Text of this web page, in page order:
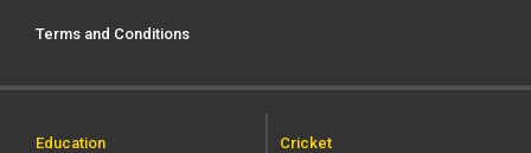
Terms and Conditions
Education Cricket